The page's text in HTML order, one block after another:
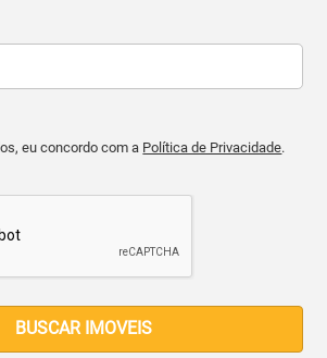
eu concordo com a Política de Privacidade.
BUSCAR IMOVEIS